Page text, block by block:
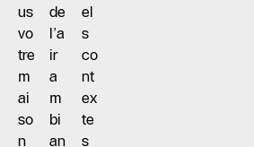
us
vo
tre
m
ai
so
n
de
l’a
ir
a
m
bi
an
el
s
co
nt
ex
te
s